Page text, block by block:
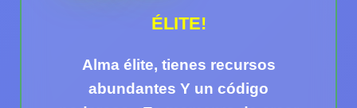
ÉLITE!
Alma élite, tienes recursos
abundantes Y un código